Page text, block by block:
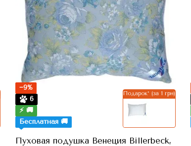
Подарок* (за 1 грн)
−9%
6
⚡ 🚚
Бесплатная 🚚
Пуховая подушка Венеция Billerbeck,